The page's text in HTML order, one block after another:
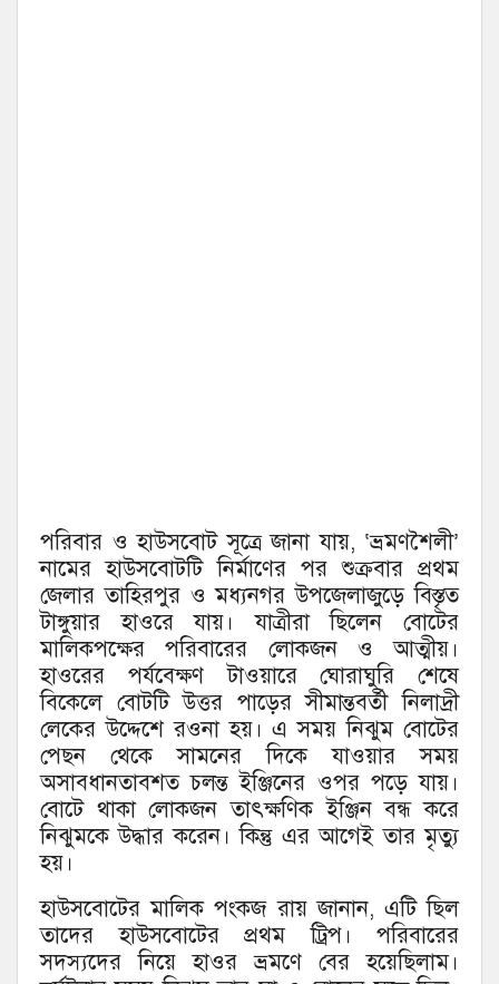
পরিবার ও হাউসবোট সূত্রে জানা যায়, ‘ভ্রমণশৈলী’
নামের হাউসবোটটি নির্মাণের পর শুক্রবার প্রথম
জেলার তাহিরপুর ও মধ্যনগর উপজেলাজুড়ে বিস্তৃত
টাঙ্গুয়ার হাওরে যায়। যাত্রীরা ছিলেন বোটের
মালিকপক্ষের পরিবারের লোকজন ও আত্মীয়।
হাওরের পর্যবেক্ষণ টাওয়ারে ঘোরাঘুরি শেষে
বিকেলে বোটটি উত্তর পাড়ের সীমান্তবর্তী নিলাদ্রী
লেকের উদ্দেশে রওনা হয়। এ সময় নিঝুম বোটের
পেছন থেকে সামনের দিকে যাওয়ার সময়
অসাবধানতাবশত চলন্ত ইঞ্জিনের ওপর পড়ে যায়।
বোটে থাকা লোকজন তাৎক্ষণিক ইঞ্জিন বন্ধ করে
নিঝুমকে উদ্ধার করেন। কিন্তু এর আগেই তার মৃত্যু
হয়।
হাউসবোটের মালিক পংকজ রায় জানান, এটি ছিল
তাদের হাউসবোটের প্রথম ট্রিপ। পরিবারের
সদস্যদের নিয়ে হাওর ভ্রমণে বের হয়েছিলাম।